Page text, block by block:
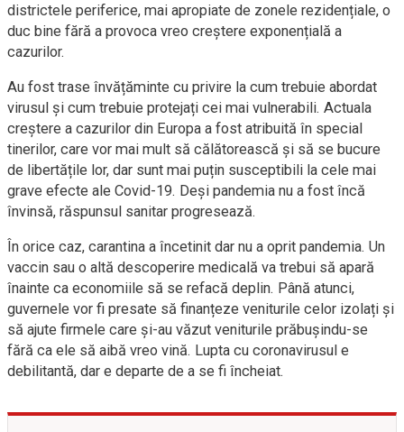
districtele periferice, mai apropiate de zonele rezidențiale, o
duc bine fără a provoca vreo creștere exponențială a
cazurilor.
Au fost trase învățăminte cu privire la cum trebuie abordat
virusul și cum trebuie protejați cei mai vulnerabili. Actuala
creștere a cazurilor din Europa a fost atribuită în special
tinerilor, care vor mai mult să călătorească și să se bucure
de libertățile lor, dar sunt mai puțin susceptibili la cele mai
grave efecte ale Covid-19. Deși pandemia nu a fost încă
învinsă, răspunsul sanitar progresează.
În orice caz, carantina a încetinit dar nu a oprit pandemia. Un
vaccin sau o altă descoperire medicală va trebui să apară
înainte ca economiile să se refacă deplin. Până atunci,
guvernele vor fi presate să finanțeze veniturile celor izolați și
să ajute firmele care și-au văzut veniturile prăbușindu-se
fără ca ele să aibă vreo vină. Lupta cu coronavirusul e
debilitantă, dar e departe de a se fi încheiat.